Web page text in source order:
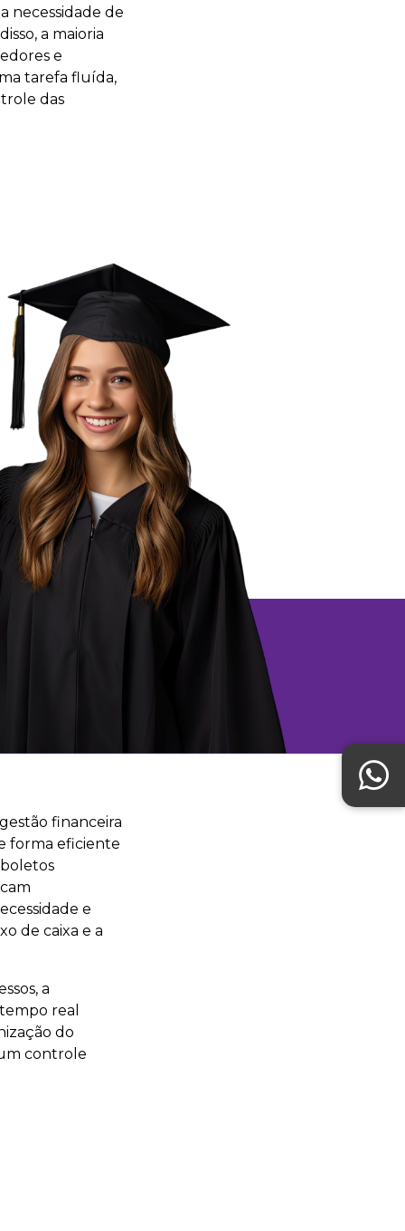
necessidade de
a maioria
e
tarefa fluída,
das
financeira
forma eficiente
e
de caixa e a
a
real
do
controle